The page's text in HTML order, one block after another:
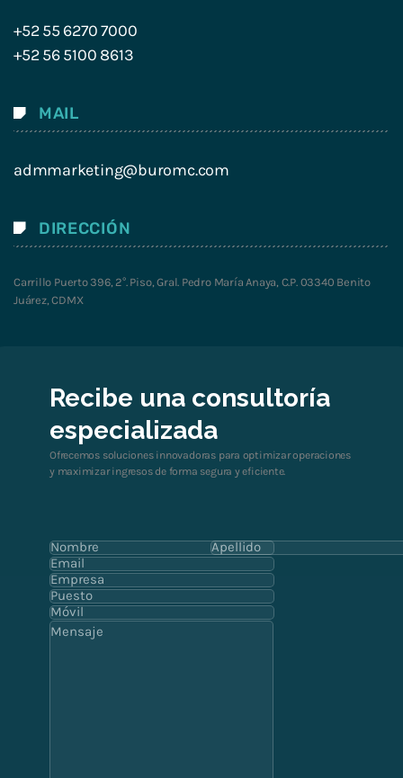
+52 55 6270 7000
+52 56 5100 8613
MAIL
admmarketing@buromc.com
DIRECCIÓN
Carrillo Puerto 396, 2°. Piso, Gral. Pedro María Anaya, C.P. 03340 Benito
Juárez, CDMX
Recibe una consultoría
especializada
Ofrecemos soluciones innovadoras para optimizar operaciones
y maximizar ingresos de forma segura y eficiente.